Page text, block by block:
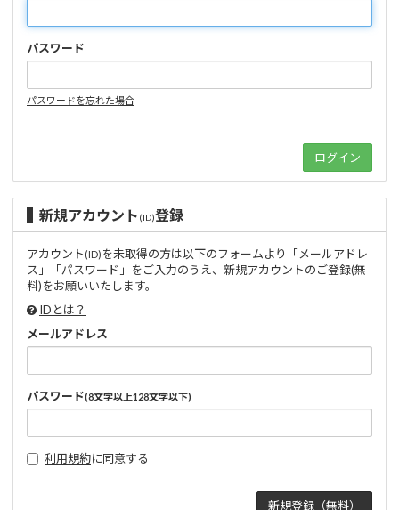
パスワード
パスワードを忘れた場合
新規アカウント (ID)登録
アカウント (ID) を未取得の方は以下のフォームより「メールアドレ
ス」「パスワード」をご入力のうえ、新規アカウントのご登録(無
料)をお願いいたします。
IDとは？
メールアドレス
パスワード(8文字以上128文字以下)
利用規約に同意する